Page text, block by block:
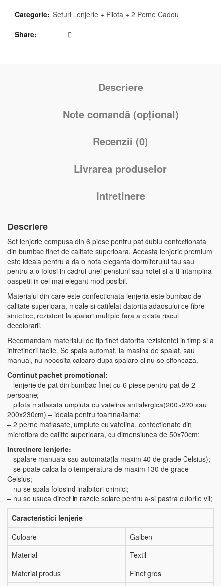
Categorie: Seturi Lenjerie + Pilota + 2 Perne Cadou
Share
Descriere
Note comandă (opțional)
Recenzii (0)
Livrarea produselor
Intretinere
Descriere
Set lenjerie compusa din 6 piese pentru pat dublu confectionata
din bumbac finet de calitate superioara. Aceasta lenjerie premium
este ideala pentru a da o nota eleganta dormitorului tau sau
pentru a o folosi in cadrul unei pensiuni sau hotel si a-ti intampina
oaspetii in cel mai elegant mod posibil.
Materialul din care este confectionata lenjeria este bumbac de
calitate superioara, moale si catifelat datorita adaosului de fibre
sintetice, rezistent la spalari multiple fara a exista riscul
decolorarii.
Recomandam materialul de tip finet datorita rezistentei in timp si a
intretinerii facile. Se spala automat, la masina de spalat, sau
manual, nu necesita calcare dupa spalare si nu se sifoneaza.
Continut pachet promotional:
– lenjerie de pat din bumbac finet cu 6 piese pentru pat de 2
persoane;
– pilota matlasata umpluta cu vatelina antialergica(200×220 sau
200x230cm) – ideala pentru toamna/iarna;
– 2 perne matlasate, umplute cu vatelina, confectionate din
microfibra de calitte superioara, cu dimensiunea de 50x70cm;
Intretinere lenjerie:
– spalare manuala sau automata(la maxim 40 de grade Celsius);
– se poate calca la o temperatura de maxim 130 de grade
Celsius;
– nu se spala folosind inalbitori chimici;
– nu se usuca direct in razele solare pentru a-si pastra culorile vii;
Caracteristici lenjerie
Culoare
Galben
Material
Textil
Material produs
Finet gros